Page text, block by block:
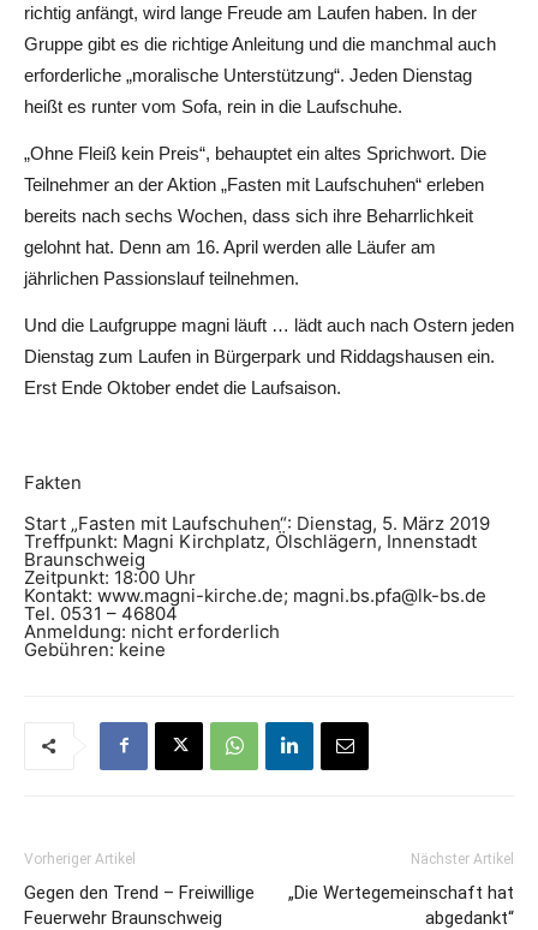
richtig anfängt, wird lange Freude am Laufen haben. In der
Gruppe gibt es die richtige Anleitung und die manchmal auch
erforderliche „moralische Unterstützung“. Jeden Dienstag
heißt es runter vom Sofa, rein in die Laufschuhe.
„Ohne Fleiß kein Preis“, behauptet ein altes Sprichwort. Die
Teilnehmer an der Aktion „Fasten mit Laufschuhen“ erleben
bereits nach sechs Wochen, dass sich ihre Beharrlichkeit
gelohnt hat. Denn am 16. April werden alle Läufer am
jährlichen Passionslauf teilnehmen.
Und die Laufgruppe magni läuft … lädt auch nach Ostern jeden
Dienstag zum Laufen in Bürgerpark und Riddagshausen ein.
Erst Ende Oktober endet die Laufsaison.
Fakten
Start „Fasten mit Laufschuhen“: Dienstag, 5. März 2019
Treffpunkt: Magni Kirchplatz, Ölschlägern, Innenstadt
Braunschweig
Zeitpunkt: 18:00 Uhr
Kontakt: www.magni-kirche.de; magni.bs.pfa@lk-bs.de
Tel. 0531 – 46804
Anmeldung: nicht erforderlich
Gebühren: keine
Vorheriger Artikel
Gegen den Trend – Freiwillige
Feuerwehr Braunschweig
Nächster Artikel
„Die Wertegemeinschaft hat
abgedankt“